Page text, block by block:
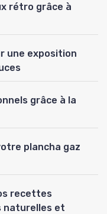
rétro grâce à
une exposition
grâce à la
plancha gaz
recettes
naturelles et